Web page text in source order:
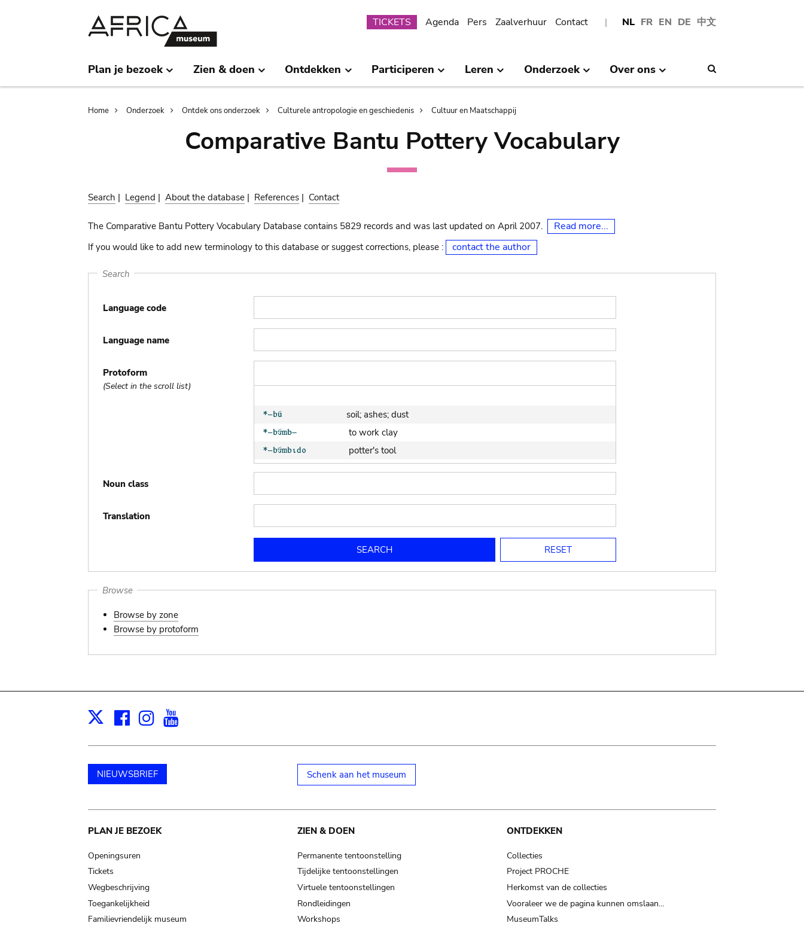
NL FR EN DE 中文
Submenu
TICKETS Agenda Pers Zaalverhuur Contact
Plan je bezoek Zien & doen Ontdekken Participeren Leren Onderzoek Over ons
Breadcrumb
Home Onderzoek Ontdek ons onderzoek Culturele antropologie en geschiedenis Cultuur en Maatschappij
Comparative Bantu Pottery Vocabulary
Search | Legend | About the database | References | Contact
The Comparative Bantu Pottery Vocabulary Database contains 5829 records and was last updated on April 2007. Read more...
If you would like to add new terminology to this database or suggest corrections, please : contact the author
Search
Language code
Language name
Protoform
(Select in the scroll list)
soil; ashes; dust
to work clay
potter's tool
clay soil
to mould pottery
pottery clay
cooking-pot
cooking-pot
frying pan
frying pan; roaster pan
cup; holllow vessel
Noun class
Translation
Browse
Browse by zone
Browse by protoform
X Facebook
Instagram
NIEUWSBRIEF Schenk aan het museum
Main
navigation
PLAN JE BEZOEK
Openingsuren
Tickets
Wegbeschrijving
Toegankelijkheid
Familievriendelijk museum
ZIEN & DOEN
Permanente tentoonstelling
Tijdelijke tentoonstellingen
Virtuele tentoonstellingen
Rondleidingen
Workshops
ONTDEKKEN
Collecties
Project PROCHE
Herkomst van de collecties
Vooraleer we de pagina kunnen omslaan…
MuseumTalks